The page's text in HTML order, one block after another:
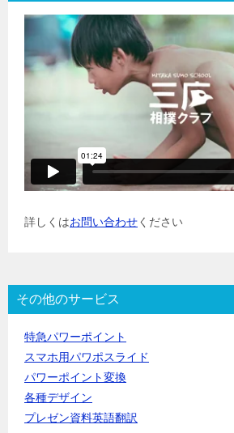
詳しくはお問い合わせください
その他のサービス
特急パワーポイント
スマホ用パワポスライド
パワーポイント変換
各種デザイン
プレゼン資料英語翻訳